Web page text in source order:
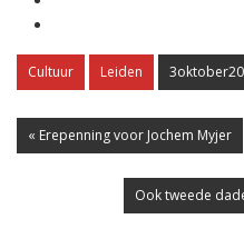
Cultuur Leiden
« Erepenning voor Jochem Myjer
Ook tweede